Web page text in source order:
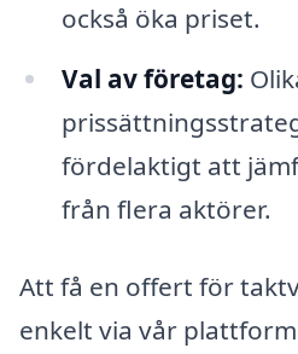
också öka priset.
Val av företag:
fördelaktigt att
från flera aktörer.
Att få en offert för
enkelt via vår